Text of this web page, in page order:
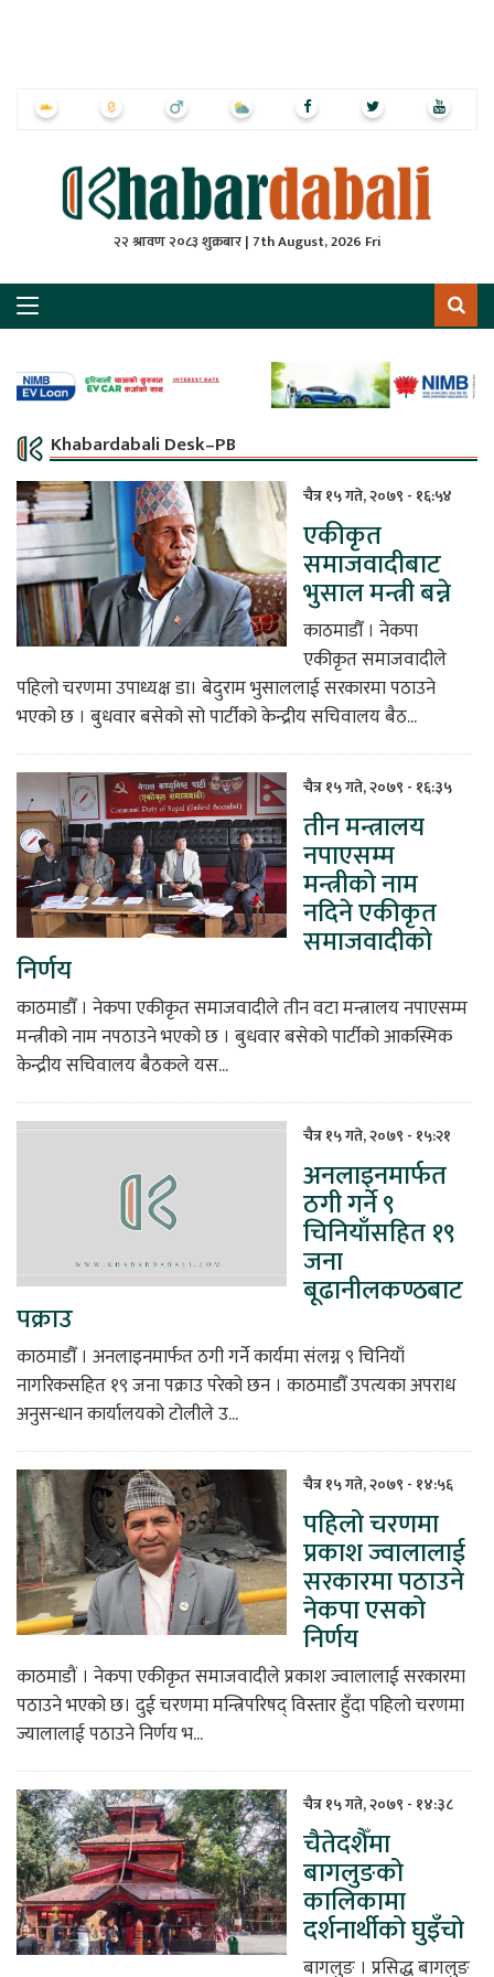
२२ श्रावण २०८३ शुक्रबार | 7th August, 2026 Fri
Khabardabali Desk–PB
चैत्र १५ गते, २०७९ - १६:५४
एकीकृत
समाजवादीबाट
भुसाल मन्त्री बन्ने
काठमाडौँ । नेकपा
एकीकृत समाजवादीले
पहिलो चरणमा उपाध्यक्ष डा‍‍। बेदुराम भुसाललाई सरकारमा पठाउने
भएको छ । बुधवार बसेको सो पार्टीको केन्द्रीय सचिवालय बैठ...
चैत्र १५ गते, २०७९ - १६:३५
तीन मन्त्रालय
नपाएसम्म
मन्त्रीको नाम
नदिने एकीकृत
समाजवादीको
निर्णय
काठमाडौँ । नेकपा एकीकृत समाजवादीले तीन वटा मन्त्रालय नपाएसम्म
मन्त्रीको नाम नपठाउने भएको छ । बुधवार बसेको पार्टीको आकस्मिक
केन्द्रीय सचिवालय बैठकले यस...
चैत्र १५ गते, २०७९ - १५:२१
अनलाइनमार्फत
ठगी गर्ने ९
चिनियाँसहित १९
जना
बूढानीलकण्ठबाट
पक्राउ
काठमाडौँ । अनलाइनमार्फत ठगी गर्ने कार्यमा संलग्न ९ चिनियाँ
नागरिकसहित १९ जना पक्राउ परेको छन । काठमाडौँ उपत्यका अपराध
अनुसन्धान कार्यालयको टोलीले उ...
चैत्र १५ गते, २०७९ - १४:५६
पहिलो चरणमा
प्रकाश ज्वालालाई
सरकारमा पठाउने
नेकपा एसको
निर्णय
काठमाडौं । नेकपा एकीकृत समाजवादीले प्रकाश ज्वालालाई सरकारमा
पठाउने भएको छ। दुई चरणमा मन्त्रिपरिषद् विस्तार हुँदा पहिलो चरणमा
ज्यालालाई पठाउने निर्णय भ...
चैत्र १५ गते, २०७९ - १४:३८
चैतेदशैँमा
बागलुङको
कालिकामा
दर्शनार्थीको घुइँचो
बागलुङ । प्रसिद्ध बागलुङ